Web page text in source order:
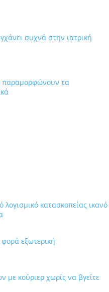
συχνά στην ιατρική
παραμορφώνουν τα
κατασκοπείας ικανό
εξωτερική
με κούριερ χωρίς να βγείτε